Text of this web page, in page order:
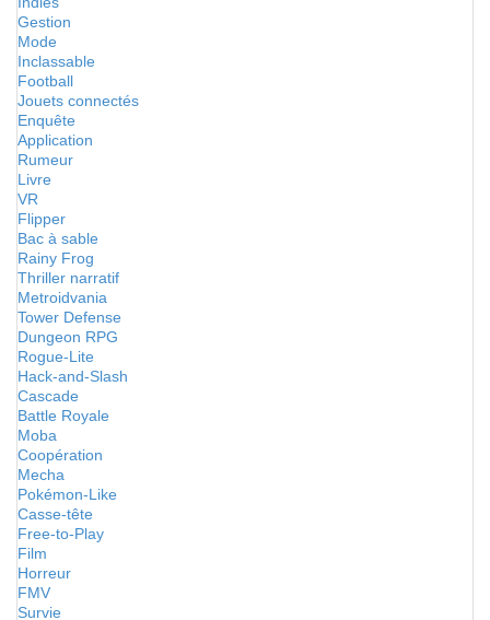
Gestion
Mode
Inclassable
Football
Jouets connectés
Enquête
Application
Rumeur
Livre
VR
Flipper
Bac à sable
Rainy Frog
Thriller narratif
Metroidvania
Tower Defense
Dungeon RPG
Rogue-Lite
Hack-and-Slash
Cascade
Battle Royale
Moba
Coopération
Mecha
Pokémon-Like
Casse-tête
Free-to-Play
Film
Horreur
FMV
Survie